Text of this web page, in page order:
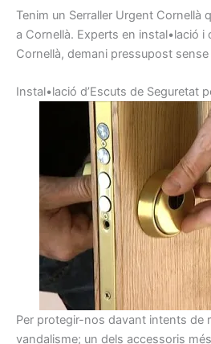
Tenim un Serraller Urgent Cornellà
a Cornellà. Experts en instal•lació i
Cornellà, demani pressupost sense
Instal•lació d’Escuts de Seguretat
Per protegir-nos davant intents de
vandalisme; un dels accessoris més